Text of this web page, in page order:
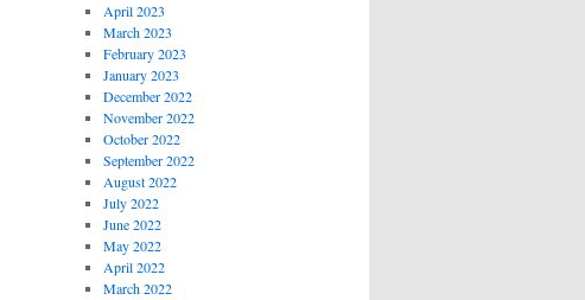
April 2023
March 2023
February 2023
January 2023
December 2022
November 2022
October 2022
September 2022
August 2022
July 2022
June 2022
May 2022
April 2022
March 2022